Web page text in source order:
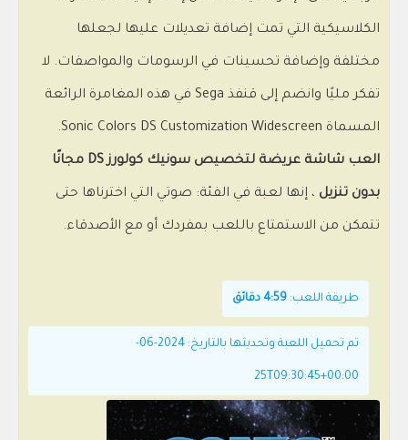
الكلاسيكية التي تمت إضافة تعديلات عليها لجعلها
مختلفة وإضافة تحسينات في الرسومات والمواصفات. لا
تفكر مليًا وانضم إلى قنفذ Sega في هذه المغامرة الرائعة
المسماة Sonic Colors DS Customization Widescreen.
العب شاشة عريضة لتخصيص سونيك كولورز DS مجانًا
بدون تنزيل ، إنها لعبة في الفئة: صوتي التي اخترناها حتى
تتمكن من الاستمتاع باللعب بمفردك أو مع الأصدقاء.
طريقة اللعب: 4:59 دقائق
تم تحميل اللعبة وتحديثها بالتاريخ: 2024-06-
25T09:30:45+00:00